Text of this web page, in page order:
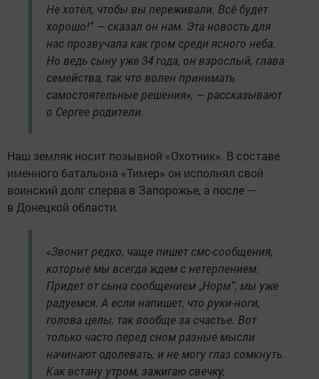
Не хотел, чтобы вы переживали. Всё будет
хорошо!“ — сказал он нам. Эта новость для
нас прозвучала как гром среди ясного неба.
Но ведь сыну уже 34 года, он взрослый, глава
семейства, так что волен принимать
самостоятельные решения», — рассказывают
о Сергее родители.
Наш земляк носит позывной «Охотник». В составе
именного батальона «Тимер» он исполнял свой
воинский долг сперва в Запорожье, а после —
в Донецкой области.
«Звонит редко, чаще пишет смс-сообщения,
которые мы всегда ждем с нетерпением.
Придет от сына сообщением „Норм“, мы уже
радуемся. А если напишет, что руки-ноги,
голова целы, так вообще за счастье. Вот
только часто перед сном разные мысли
начинают одолевать, и не могу глаз сомкнуть.
Как встану утром, зажигаю свечку,